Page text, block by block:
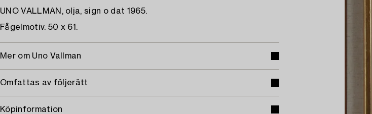
UNO VALLMAN, olja, sign o dat 1965.
Fågelmotiv. 50 x 61.
Mer om Uno Vallman
Omfattas av följerätt
Köpinformation